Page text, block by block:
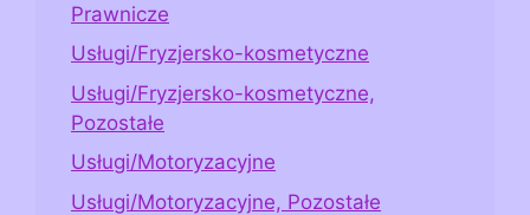
Prawnicze
Usługi/Fryzjersko-kosmetyczne
Usługi/Fryzjersko-kosmetyczne,
Pozostałe
Usługi/Motoryzacyjne
Usługi/Motoryzacyjne, Pozostałe